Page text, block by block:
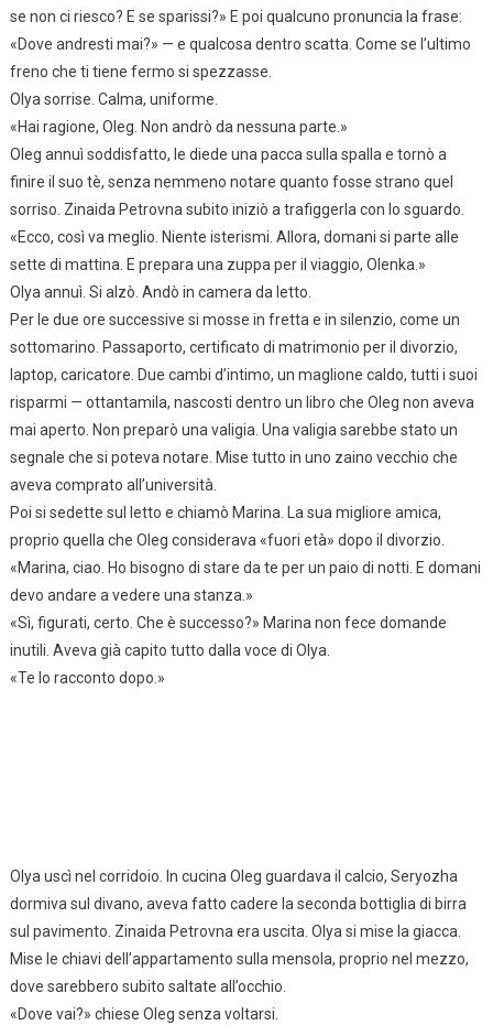
se non ci riesco? E se sparissi?» E poi qualcuno pronuncia la frase:
«Dove andresti mai?» — e qualcosa dentro scatta. Come se l’ultimo
freno che ti tiene fermo si spezzasse.
Olya sorrise. Calma, uniforme.
«Hai ragione, Oleg. Non andrò da nessuna parte.»
Oleg annuì soddisfatto, le diede una pacca sulla spalla e tornò a
finire il suo tè, senza nemmeno notare quanto fosse strano quel
sorriso. Zinaida Petrovna subito iniziò a trafiggerla con lo sguardo.
«Ecco, così va meglio. Niente isterismi. Allora, domani si parte alle
sette di mattina. E prepara una zuppa per il viaggio, Olenka.»
Olya annuì. Si alzò. Andò in camera da letto.
Per le due ore successive si mosse in fretta e in silenzio, come un
sottomarino. Passaporto, certificato di matrimonio per il divorzio,
laptop, caricatore. Due cambi d’intimo, un maglione caldo, tutti i suoi
risparmi — ottantamila, nascosti dentro un libro che Oleg non aveva
mai aperto. Non preparò una valigia. Una valigia sarebbe stato un
segnale che si poteva notare. Mise tutto in uno zaino vecchio che
aveva comprato all’università.
Poi si sedette sul letto e chiamò Marina. La sua migliore amica,
proprio quella che Oleg considerava «fuori età» dopo il divorzio.
«Marina, ciao. Ho bisogno di stare da te per un paio di notti. E domani
devo andare a vedere una stanza.»
«Sì, figurati, certo. Che è successo?» Marina non fece domande
inutili. Aveva già capito tutto dalla voce di Olya.
«Te lo racconto dopo.»
Olya uscì nel corridoio. In cucina Oleg guardava il calcio, Seryozha
dormiva sul divano, aveva fatto cadere la seconda bottiglia di birra
sul pavimento. Zinaida Petrovna era uscita. Olya si mise la giacca.
Mise le chiavi dell’appartamento sulla mensola, proprio nel mezzo,
dove sarebbero subito saltate all’occhio.
«Dove vai?» chiese Oleg senza voltarsi.